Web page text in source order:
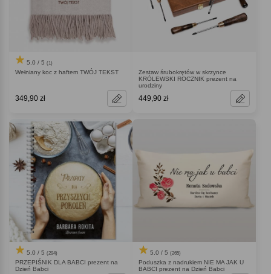
5.0 / 5 (1)
Wełniany koc z haftem TWÓJ TEKST
349,90 zł
Zestaw śrubokrętów w skrzynce
KRÓLEWSKI ROCZNIK prezent na
urodziny
449,90 zł
5.0 / 5 (294)
PRZEPIŚNIK DLA BABCI prezent na
Dzień Babci
5.0 / 5 (265)
Poduszka z nadrukiem NIE MA JAK U
BABCI prezent na Dzień Babci